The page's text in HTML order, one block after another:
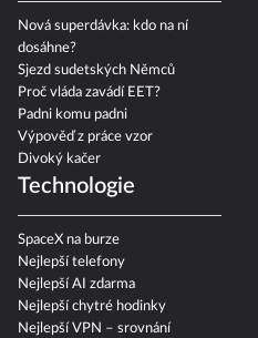
Nová superdávka: kdo na ní
dosáhne?
Sjezd sudetských Němců
Proč vláda zavádí EET?
Padni komu padni
Výpověď z práce vzor
Divoký kačer
Technologie
SpaceX na burze
Nejlepší telefony
Nejlepší AI zdarma
Nejlepší chytré hodinky
Nejlepší VPN – srovnání